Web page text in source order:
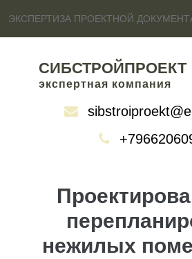
ЭКСПЕРТИЗА ПРОЕКТНОЙ
СИБСТРОЙПРОЕКТ
экспертная компания
нежилых